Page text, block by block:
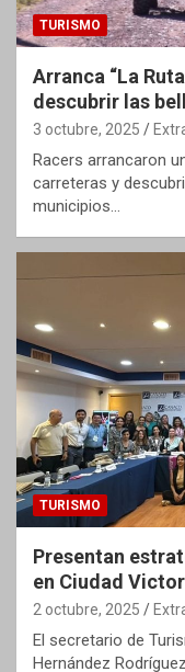
TURISMO
Arranca “La
descubrir las
3 octubre, 2025
Racers arrancaron
carreteras y
municipios…
TURISMO
Presentan
en Ciudad
2 octubre, 2025
El secretario de
Hernández